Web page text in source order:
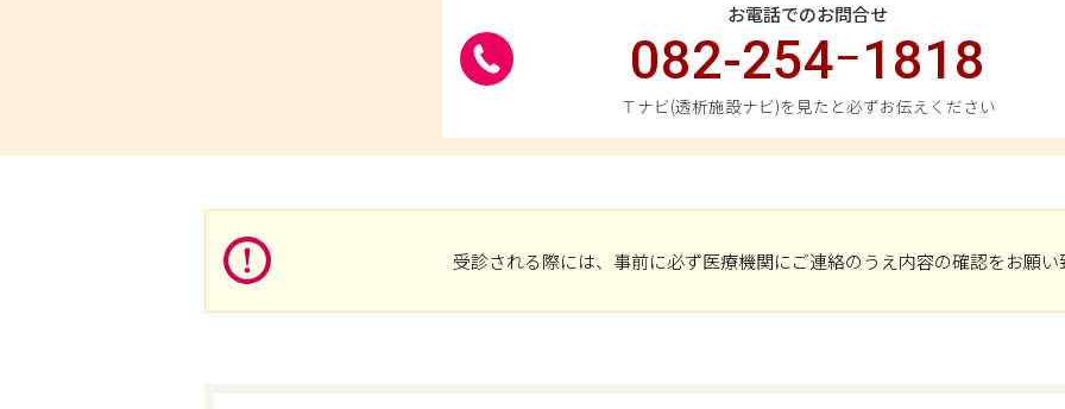
お電話でのお問合せ
082-254ｰ1818
Ｔナビ(透析施設ナビ)を見たと必ずお伝えください
受診される際には、事前に必ず医療機関にご連絡のうえ内容の確認をお願い